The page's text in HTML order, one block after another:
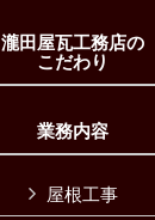
瀧田屋瓦工務店の
こだわり
業務内容
屋根工事